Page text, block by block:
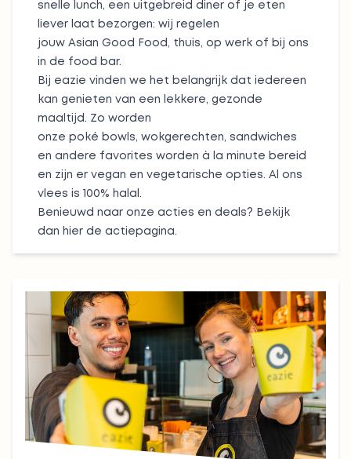
snelle lunch, een uitgebreid diner of je eten
liever laat bezorgen: wij regelen
jouw Asian Good Food, thuis, op werk of bij ons
in de food bar.
Bij eazie vinden we het belangrijk dat iedereen
kan genieten van een lekkere, gezonde
maaltijd. Zo worden
onze poké bowls, wokgerechten, sandwiches
en andere favorites worden à la minute bereid
en zijn er vegan en vegetarische opties. Al ons
vlees is 100% halal.
Benieuwd naar onze acties en deals? Bekijk
dan hier de actiepagina.